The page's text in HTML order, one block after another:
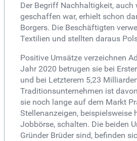
Der Begriff Nachhaltigkeit, auch
geschaffen war, erhielt schon
Borgers. Die Beschäftigten
Textilien und stellten daraus
Positive Umsätze verzeichnen
Jahr 2020 betrugen sie bei
und bei Letzterem 5,23
Traditionsunternehmen ist
sie noch lange auf dem Markt
Stellenanzeigen, beispielsweise
Jobbörse, schalten. Die beiden
Gründer Brüder sind, befinden